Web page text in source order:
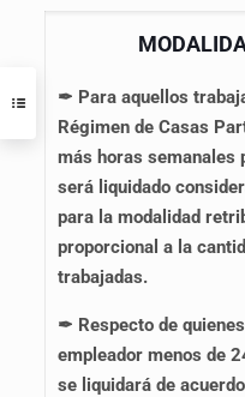
✒ Para aquellos
Régimen de Casas
más horas semanales
será liquidado
para la modalidad
proporcional a la
trabajadas.
✒ Respecto de
empleador menos de
se liquidará de